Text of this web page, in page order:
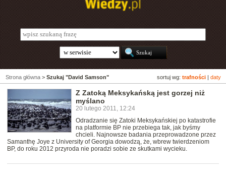
sortuj wg: trafności daty
Strona główna > Szukaj "David Samson"
Z Zatoką Meksykańską jest gorzej niż
myślano
20 lutego 2011, 12:24
Odradzanie się Zatoki Meksykańskiej po katastrofie
na platformie BP nie przebiega tak, jak byśmy
chcieli. Najnowsze badania przeprowadzone przez
Samanthę Joye z University of Georgia dowodzą, że, wbrew twierdzeniom
BP, do roku 2012 przyroda nie poradzi sobie ze skutkami wycieku.